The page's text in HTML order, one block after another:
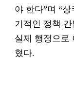
야 한다”며 “
기적인 정책 간
실제 행정으로
혔다.